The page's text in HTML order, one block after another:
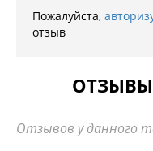
Пожалуйста,
отзыв
Отзывов у данного